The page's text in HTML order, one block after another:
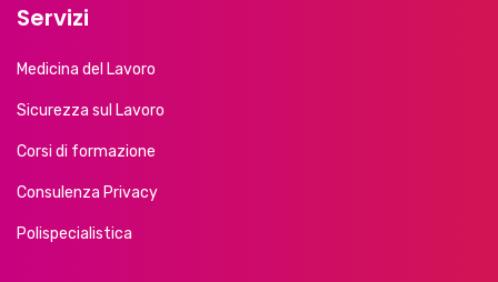
Servizi
Medicina del Lavoro
Sicurezza sul Lavoro
Corsi di formazione
Consulenza Privacy
Polispecialistica